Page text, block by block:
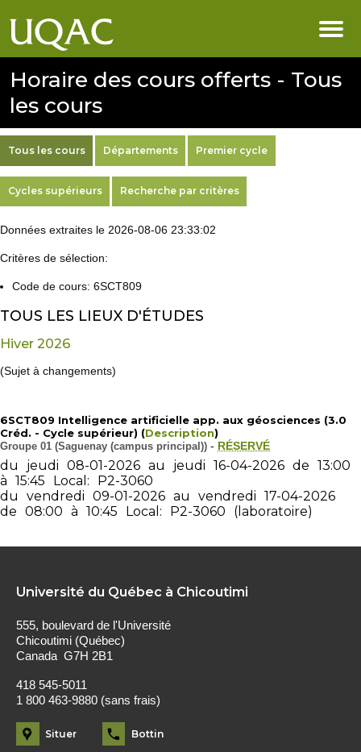
Horaire des cours offerts - Tous
les cours
Tous les cours Départements Premier cycle
Cycles supérieurs Recherche par critères
Données extraites le 2026-08-06 23:33:02
Critères de sélection:
Code de cours: 6SCT809
TOUS LES LIEUX D'ÉTUDES
Hiver 2026
(Sujet à changements)
6SCT809 Intelligence artificielle app. aux géosciences (3.0
Créd. - Cycle supérieur) (Description)
Groupe 01 (Saguenay (campus principal)) - RÉSERVÉ
du jeudi 08-01-2026 au jeudi 16-04-2026 de 13:00
à 15:45 Local:
P2-3060
du
vendredi 09-01-2026 au vendredi 17-04-2026
de 08:00 à 10:45 Local: P2-3060 (laboratoire)
Université du Québec à Chicoutimi
555, boulevard de l'Université
Chicoutimi (Québec)
Canada G7H 2B1
418 545-5011
1 800 463-9880 (sans frais)
Situer Bottin